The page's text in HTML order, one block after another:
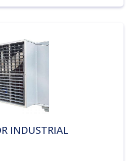
INDUSTRIAL